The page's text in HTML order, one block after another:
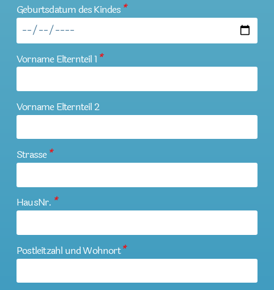
Geburtsdatum des Kindes *
Vorname Elternteil 1 *
Vorname Elternteil 2
Strasse*
HausNr. *
Postleitzahl und Wohnort*